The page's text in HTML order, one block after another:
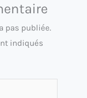
pas publiée.
indiqués